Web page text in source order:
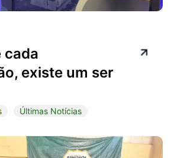
cada
existe um ser
Últimas Notícias